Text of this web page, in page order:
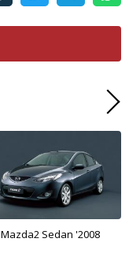
Mazda2 Sedan '2008